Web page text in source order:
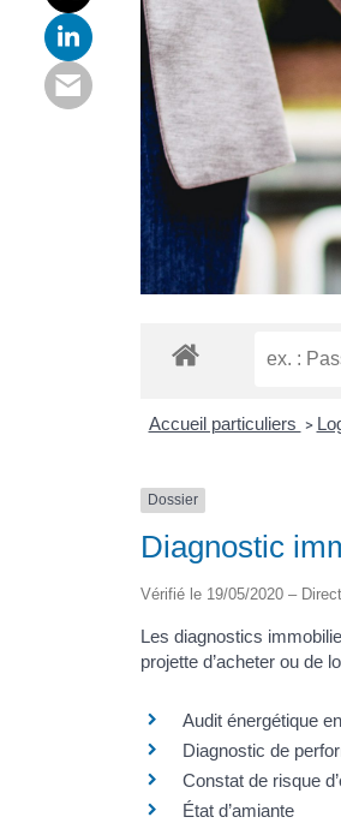
Accueil particuliers >
Dossier
Diagnostic
Vérifié le 19/05/2020 –
Les diagnostics
projette d’acheter ou de
Audit énergétique
Diagnostic de
Constat de risque
État d’amiante